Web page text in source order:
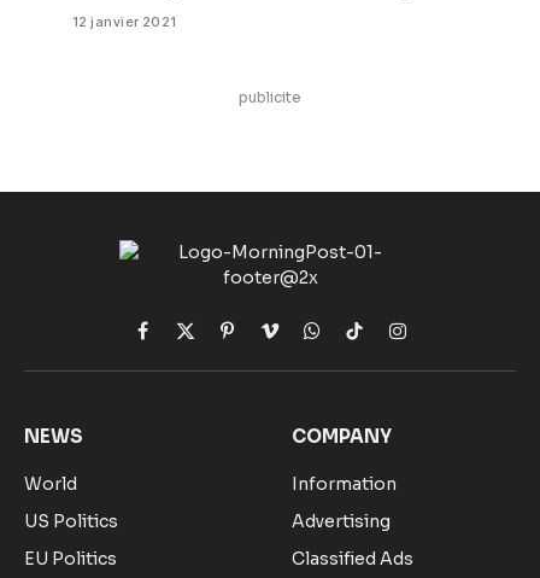
12 janvier 2021
publicite
Facebook
X
(Twitter)
Pinterest
VimeoWhatsApp
TikTokInstagram
NEWS
World
US Politics
EU Politics
COMPANY
Information
Advertising
Classified Ads